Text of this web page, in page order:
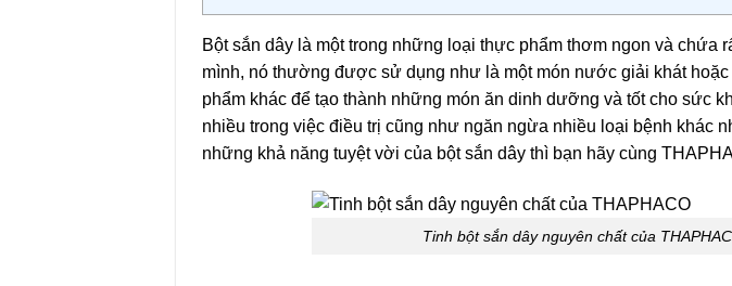
Bột sắn dây là một trong những loại thực phẩm thơm ngon và chứa
mình, nó thường được sử dụng như là một món nước giải khát
phẩm khác để tạo thành những món ăn dinh dưỡng và tốt cho sức
nhiều trong việc điều trị cũng như ngăn ngừa nhiều loại bệnh khác
những khả năng tuyệt vời của bột sắn dây thì bạn hãy cùng
Tinh bột sắn dây nguyên chất của